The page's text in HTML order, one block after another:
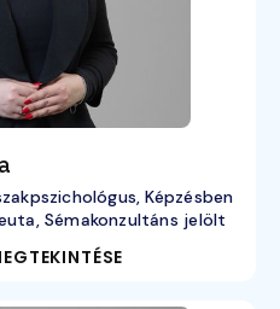
Képzésben
Sémakonzultáns jelölt